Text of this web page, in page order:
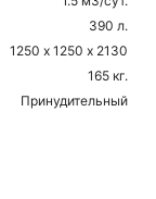
390 л.
1250 х 1250 х 2130
165 кг.
Принудительный